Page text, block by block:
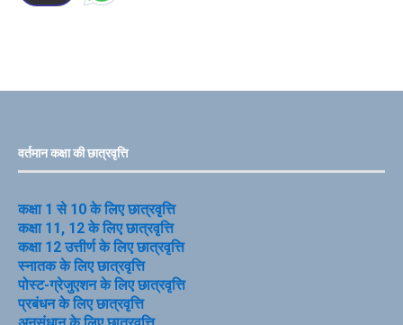
वर्तमान कक्षा की छात्रवृत्ति
कक्षा 1 से 10 के लिए छात्रवृत्ति
कक्षा 11, 12 के लिए छात्रवृत्ति
कक्षा 12 उत्तीर्ण के लिए छात्रवृत्ति
स्नातक के लिए छात्रवृत्ति
पोस्ट-ग्रेजुएशन के लिए छात्रवृत्ति
प्रबंधन के लिए छात्रवृत्ति